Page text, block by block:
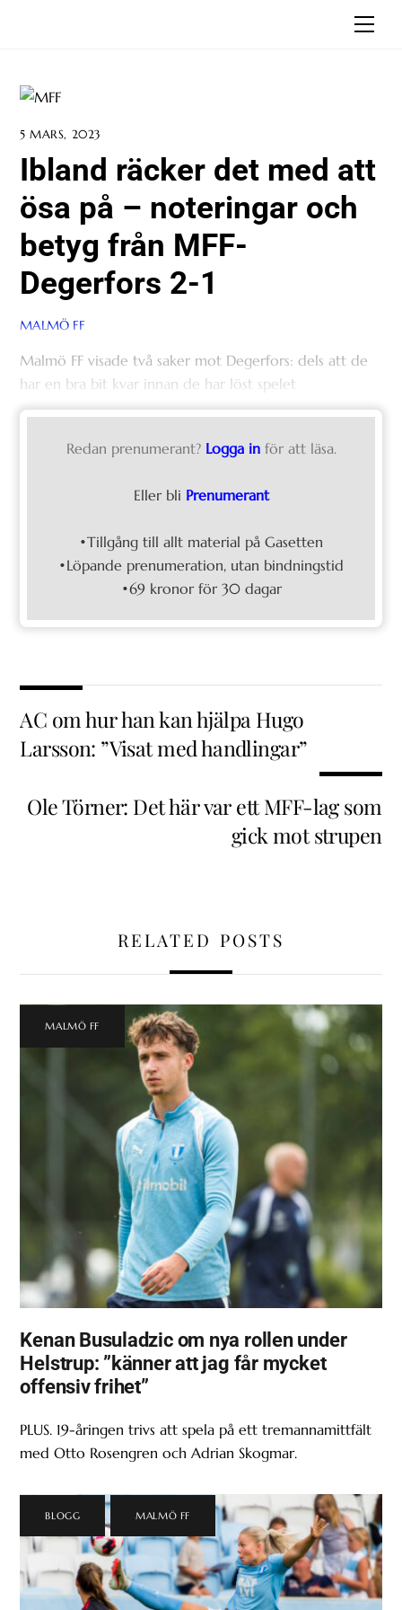
5 MARS, 2023
Ibland räcker det med att
ösa på – noteringar och
betyg från MFF-
Degerfors 2-1
MALMÖ FF
Malmö FF visade två saker mot Degerfors: dels att de
har en bra bit kvar innan de har löst spelet
Redan prenumerant? Logga in för att läsa.
Eller bli Prenumerant
•Tillgång till allt material på Gasetten
•Löpande prenumeration, utan bindningstid
•69 kronor för 30 dagar
AC om hur han kan hjälpa Hugo
Larsson: ”Visat med handlingar”
Ole Törner: Det här var ett MFF-lag som
gick mot strupen
RELATED POSTS
MALMÖ FF
Kenan Busuladzic om nya rollen under
Helstrup: ”känner att jag får mycket
offensiv frihet”
PLUS. 19-åringen trivs att spela på ett tremannamittfält
med Otto Rosengren och Adrian Skogmar.
BLOGG MALMÖ FF